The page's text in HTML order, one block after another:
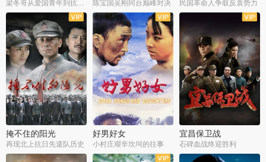
陈宝国吴刚同台巅峰对决
民国革命人争取反袁势力
全38集
掩不住的阳光
再现北上抗日先遣队历史
全9集
好男好女
小村庄艰辛坎坷的往事
全35集
宜昌保卫战
石碑血战终迎胜利
全37集
全40集 全25集